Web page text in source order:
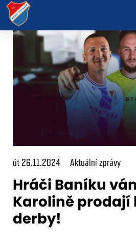
út 26.11.2024 Aktuální zprávy
Hráči Baníku
Karolině prodají
derby!